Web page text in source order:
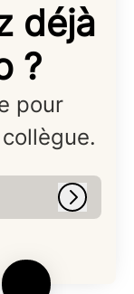
déjà
?
pour